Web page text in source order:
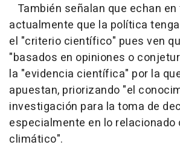
También señalan que echan
actualmente que la política
el "criterio científico" pues ven
"basados en opiniones o
la "evidencia científica" por la
apuestan, priorizando "el
investigación para la toma de
especialmente en lo relacionado
climático".